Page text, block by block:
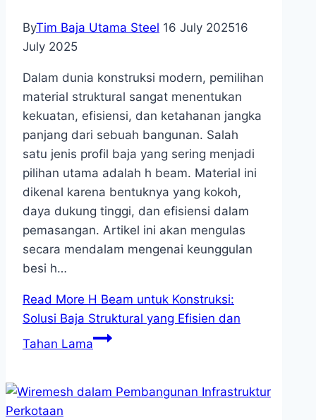
ByTim Baja Utama Steel 16 July 202516
July 2025
Dalam dunia konstruksi modern, pemilihan
material struktural sangat menentukan
kekuatan, efisiensi, dan ketahanan jangka
panjang dari sebuah bangunan. Salah
satu jenis profil baja yang sering menjadi
pilihan utama adalah h beam. Material ini
dikenal karena bentuknya yang kokoh,
daya dukung tinggi, dan efisiensi dalam
pemasangan. Artikel ini akan mengulas
secara mendalam mengenai keunggulan
besi h…
Read More H Beam untuk Konstruksi:
Solusi Baja Struktural yang Efisien dan
Tahan Lama